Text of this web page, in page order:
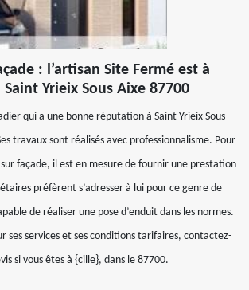
: l’artisan Site Fermé est à
Yrieix Sous Aixe 87700
qui a une bonne réputation à Saint Yrieix Sous
travaux sont réalisés avec professionnalisme. Pour
façade, il est en mesure de fournir une prestation
préfèrent s’adresser à lui pour ce genre de
de réaliser une pose d’enduit dans les normes.
ses services et ses conditions tarifaires, contactez-
si vous êtes à {cille}, dans le 87700.